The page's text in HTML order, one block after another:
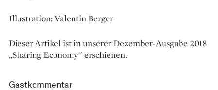
Illustration: Valentin Berger
Dieser Artikel ist in unserer Dezember-Ausgabe 2018
„Sharing Economy“ erschienen.
Gastkommentar